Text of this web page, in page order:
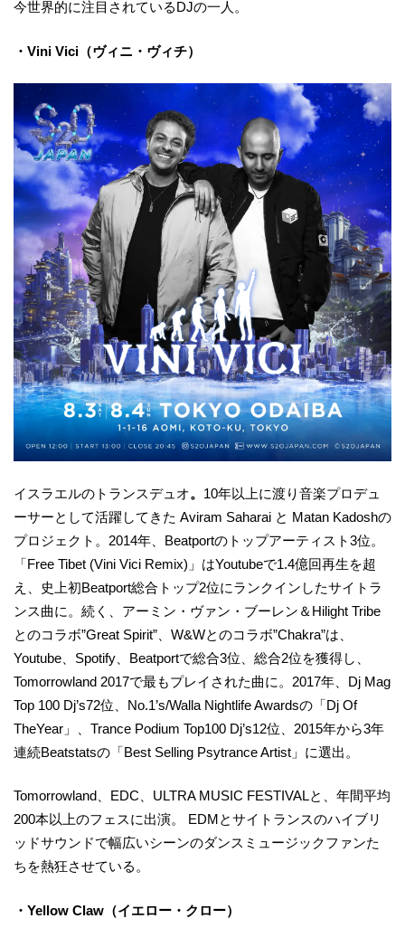
今世界的に注目されているDJの一人。
・Vini Vici（ヴィニ・ヴィチ）
イスラエルのトランスデュオ。 10年以上に渡り音楽プロデュ
ーサーとして活躍してきた Aviram Saharai と Matan Kadoshの
プロジェクト。2014年、Beatportのトップアーティスト3位。
「Free Tibet (Vini Vici Remix)」はYoutubeで1.4億回再生を超
え、史上初Beatport総合トップ2位にランクインしたサイトラ
ンス曲に。続く、アーミン・ヴァン・ブーレン＆Hilight Tribe
とのコラボ”Great Spirit”、W&Wとのコラボ”Chakra”は、
Youtube、Spotify、Beatportで総合3位、総合2位を獲得し、
Tomorrowland 2017で最もプレイされた曲に。2017年、Dj Mag
Top 100 Dj’s72位、No.1’s/Walla Nightlife Awardsの「Dj Of
TheYear」、Trance Podium Top100 Dj’s12位、2015年から3年
連続Beatstatsの「Best Selling Psytrance Artist」に選出。
Tomorrowland、EDC、ULTRA MUSIC FESTIVALと、年間平均
200本以上のフェスに出演。 EDMとサイトランスのハイブリ
ッドサウンドで幅広いシーンのダンスミュージックファンた
ちを熱狂させている。
・Yellow Claw（イエロー・クロー）